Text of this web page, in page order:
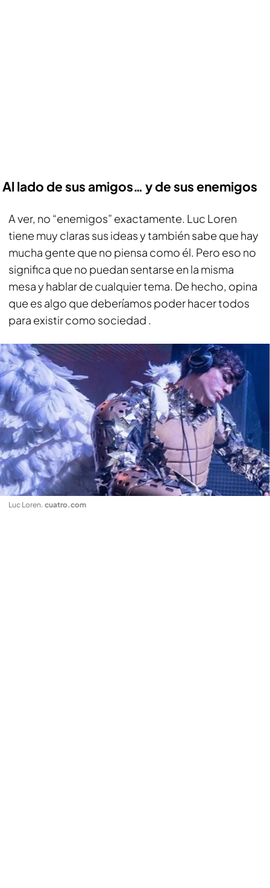
Al lado de sus amigos… y de sus enemigos
A ver, no “enemigos” exactamente. Luc Loren
tiene muy claras sus ideas y también sabe que hay
mucha gente que no piensa como él. Pero eso no
significa que no puedan sentarse en la misma
mesa y hablar de cualquier tema. De hecho, opina
que es algo que deberíamos poder hacer todos
para existir como sociedad .
Luc Loren. cuatro.com